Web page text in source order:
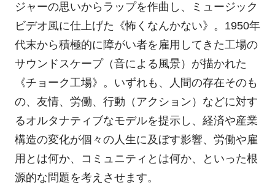
ジャーの思いからラップを作曲し、ミュージック
ビデオ風に仕上げた《怖くなんかない》。1950年
代末から積極的に障がい者を雇用してきた工場の
サウンドスケープ（音による風景）が描かれた
《チョーク工場》。いずれも、人間の存在そのも
の、友情、労働、行動（アクション）などに対す
るオルタナティブなモデルを提示し、経済や産業
構造の変化が個々の人生に及ぼす影響、労働や雇
用とは何か、コミュニティとは何か、といった根
源的な問題を考えさせます。